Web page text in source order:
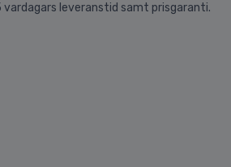
vardagars leveranstid samt prisgaranti.